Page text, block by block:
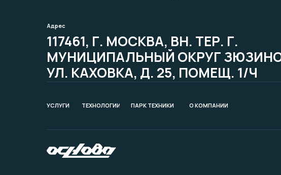
117461, Г. МОСКВА, ВН. ТЕР. Г.
МУНИЦИПАЛЬНЫЙ ОКРУГ
УЛ. КАХОВКА, Д. 25, ПОМЕЩ. 1/Ч
Адрес
УСЛУГИ ТЕХНОЛОГИИ О КОМПАНИИ
ПАРК ТЕХНИКИ